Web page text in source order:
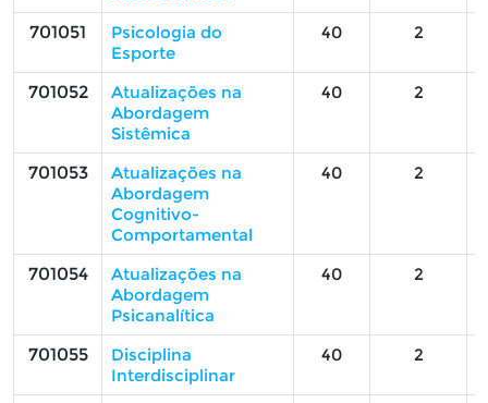
701051
Psicologia do
Esporte
40 2
701052
Atualizações na
Abordagem
Sistêmica
40 2
701053
Atualizações na
Abordagem
Cognitivo-
Comportamental
40 2
701054
Atualizações na
Abordagem
Psicanalítica
40 2
701055
Disciplina
Interdisciplinar
40 2